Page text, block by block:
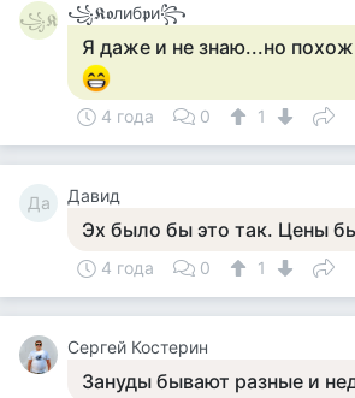
꧁𝕶 ꧁𝕶𝖔либ𝖕и꧂
Я даже и не знаю...но похож
4 года 0 1
Да Давид
Эх было бы это так. Цены
4 года 0 1
Сергей Костерин
Зануды бывают разные и